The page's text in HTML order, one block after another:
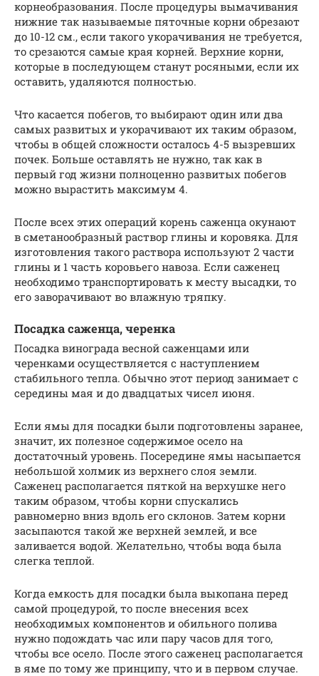
корнеобразования. После процедуры вымачивания
нижние так называемые пяточные корни обрезают
до 10-12 см., если такого укорачивания не требуется,
то срезаются самые края корней. Верхние корни,
которые в последующем станут росяными, если их
оставить, удаляются полностью.
Что касается побегов, то выбирают один или два
самых развитых и укорачивают их таким образом,
чтобы в общей сложности осталось 4-5 вызревших
почек. Больше оставлять не нужно, так как в
первый год жизни полноценно развитых побегов
можно вырастить максимум 4.
После всех этих операций корень саженца окунают
в сметанообразный раствор глины и коровяка. Для
изготовления такого раствора используют 2 части
глины и 1 часть коровьего навоза. Если саженец
необходимо транспортировать к месту высадки, то
его заворачивают во влажную тряпку.
Посадка саженца, черенка
Посадка винограда весной саженцами или
черенками осуществляется с наступлением
стабильного тепла. Обычно этот период занимает с
середины мая и до двадцатых чисел июня.
Если ямы для посадки были подготовлены заранее,
значит, их полезное содержимое осело на
достаточный уровень. Посередине ямы насыпается
небольшой холмик из верхнего слоя земли.
Саженец располагается пяткой на верхушке него
таким образом, чтобы корни спускались
равномерно вниз вдоль его склонов. Затем корни
засыпаются такой же верхней землей, и все
заливается водой. Желательно, чтобы вода была
слегка теплой.
Когда емкость для посадки была выкопана перед
самой процедурой, то после внесения всех
необходимых компонентов и обильного полива
нужно подождать час или пару часов для того,
чтобы все осело. После этого саженец располагается
в яме по тому же принципу, что и в первом случае.